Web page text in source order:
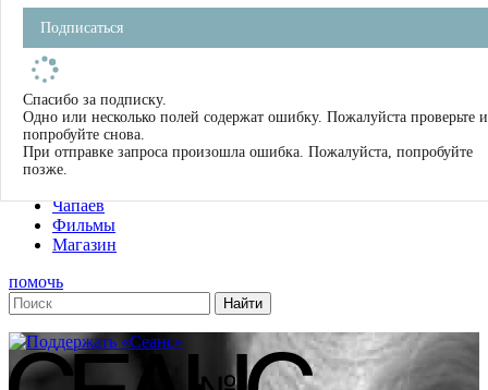
Фильмы
Имена
Тэги
О нас
Журнал
Книги
Чапаев
Фильмы
Магазин
помочь
Подписаться
Спасибо за подписку.
Одно или несколько полей содержат ошибку. Пожалуйста проверьте и
попробуйте снова.
При отправке запроса произошла ошибка. Пожалуйста, попробуйте
позже.